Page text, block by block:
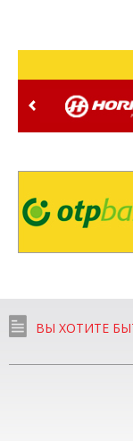
ВЫ ХОТИТЕ